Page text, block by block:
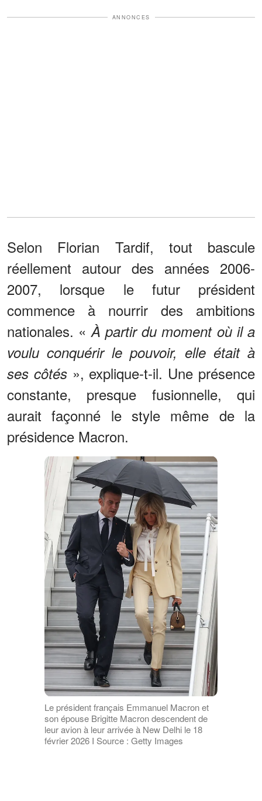
ANNONCES
Selon Florian Tardif, tout bascule
réellement autour des années 2006-
2007, lorsque le futur président
commence à nourrir des ambitions
nationales. « À partir du moment où il a
voulu conquérir le pouvoir, elle était à
ses côtés», explique-t-il. Une présence
constante, presque fusionnelle, qui
aurait façonné le style même de la
présidence Macron.
Le président français Emmanuel Macron et
son épouse Brigitte Macron descendent de
leur avion à leur arrivée à New Delhi le 18
février 2026 I Source : Getty Images